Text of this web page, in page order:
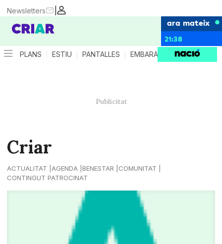
|
Newsletters
ara mateix
21:38
PLANS ESTIU PANTALLES EMBARÀS CRIANÇA
Criar
ACTUALITAT AGENDA BENESTAR
COMUNITAT
CONTINGUT PATROCINAT